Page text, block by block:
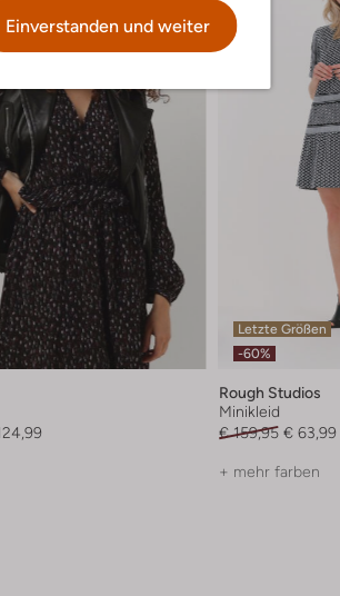
Einverstanden und weiter
Letzte Größen
-60%
Rough Studios
Minikleid
€ 159,95 € 63,99
+ mehr farben